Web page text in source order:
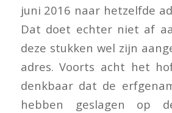
juni 2016 naar hetzelfde
Dat doet echter niet af
deze stukken wel zijn
adres. Voorts acht het
denkbaar dat de
hebben geslagen op